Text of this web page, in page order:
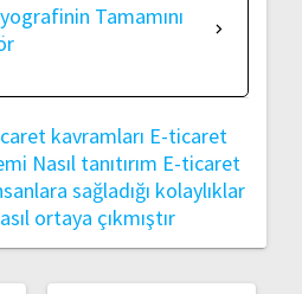
Tamamını
kavramları E-ticaret
Nasıl tanıtırım E-ticaret
sağladığı kolaylıklar
ortaya çıkmıştır